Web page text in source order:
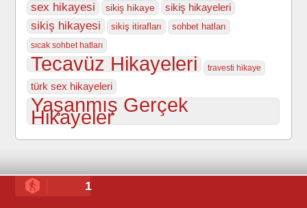
sex hikayesi sikiş hikaye sikiş hikayeleri
sikiş hikayesi sikiş itirafları sohbet hatları
sıcak sohbet hatları
Tecavüz Hikayeleri travesti hikaye
türk sex hikayeleri
Yaşanmış Gerçek
Hikayeler
1